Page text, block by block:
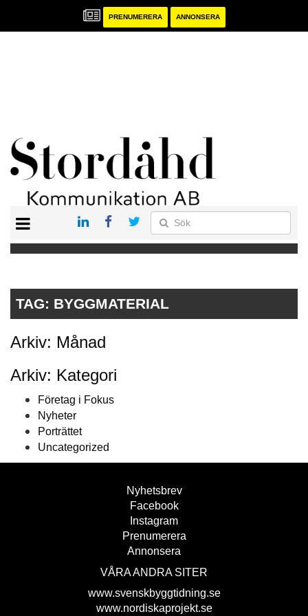
PRENUMERERA ANNONSERA
TAG: BYGGMATERIAL
Arkiv: Månad
Arkiv: Kategori
Företag i Fokus
Nyheter
Porträttet
Uncategorized
Nyhetsbrev
Facebook
Instagram
Prenumerera
Annonsera
VÅRA ANDRA SITER
www.svenskbyggtidning.se
www.nordiskaprojekt.se